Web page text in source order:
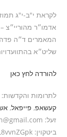
לקראת י"ב-י"ג
אדמו״ר מהוריי״צ
המאמרים ד״ה
שליט״א
להורדה לחץ כאן
לתרומות והקדשות:
קעשאפ, פייפאל,
זעל: torasmoshiach@gmail.com
ביטקוין: 1Cvxboia8svX2Drn3kHj9vEF6L8vvnZGpk